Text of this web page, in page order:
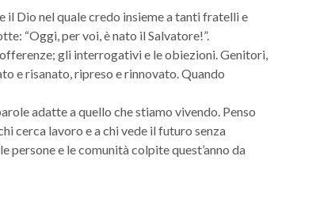
il Dio nel quale credo insieme a tanti fratelli e
“Oggi, per voi, è nato il Salvatore!”.
gli interrogativi e le obiezioni. Genitori,
e risanato, ripreso e rinnovato. Quando
adatte a quello che stiamo vivendo. Penso
cerca lavoro e a chi vede il futuro senza
persone e le comunità colpite quest’anno da